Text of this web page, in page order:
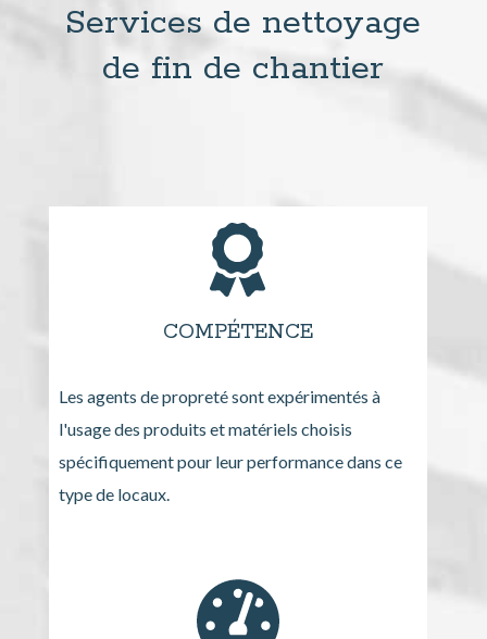
Services de nettoyage
de fin de chantier
COMPÉTENCE
Les agents de propreté sont expérimentés à
l'usage des produits et matériels choisis
spécifiquement pour leur performance dans ce
type de locaux.